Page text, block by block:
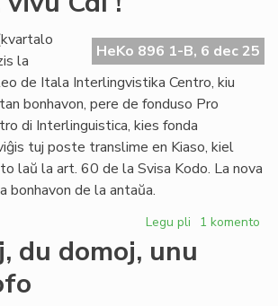
la
domon
de
UEA
en
Roterdamo?
HeKo 896 1-B, 6 dec 25
la
de Itala Interlingvistika Centro, kiu
bonhavon, pere de fonduso Pro
di Interlinguistica, kies fonda
tuj poste translime en Kiaso, kiel
laŭ la art. 60 de la Svisa Kodo. La nova
bonhavon de la antaŭa.
Legu pli pri
IIC,
1 komento
du domoj, unu